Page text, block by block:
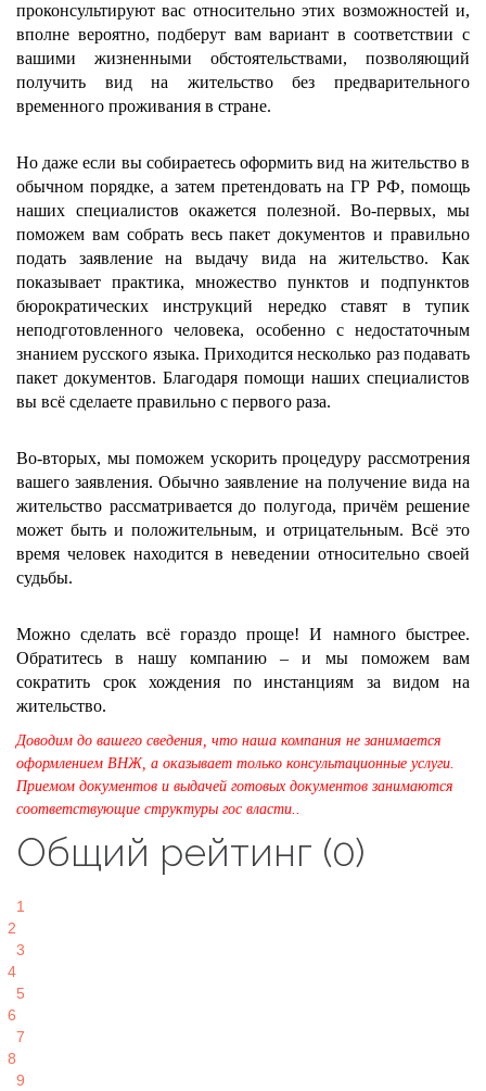
проконсультируют вас относительно этих возможностей и,
вполне вероятно, подберут вам вариант в соответствии с
вашими жизненными обстоятельствами, позволяющий
получить вид на жительство без предварительного
временного проживания в стране.
Но даже если вы собираетесь оформить вид на жительство в
обычном порядке, а затем претендовать на ГР РФ, помощь
наших специалистов окажется полезной. Во-первых, мы
поможем вам собрать весь пакет документов и правильно
подать заявление на выдачу вида на жительство. Как
показывает практика, множество пунктов и подпунктов
бюрократических инструкций нередко ставят в тупик
неподготовленного человека, особенно с недостаточным
знанием русского языка. Приходится несколько раз подавать
пакет документов. Благодаря помощи наших специалистов
вы всё сделаете правильно с первого раза.
Во-вторых, мы поможем ускорить процедуру рассмотрения
вашего заявления. Обычно заявление на получение вида на
жительство рассматривается до полугода, причём решение
может быть и положительным, и отрицательным. Всё это
время человек находится в неведении относительно своей
судьбы.
Можно сделать всё гораздо проще! И намного быстрее.
Обратитесь в нашу компанию – и мы поможем вам
сократить срок хождения по инстанциям за видом на
жительство.
Доводим до вашего сведения, что наша компания не занимается
оформлением ВНЖ, а оказывает только консультационные услуги.
Приемом документов и выдачей готовых документов занимаются
соответствующие структуры гос власти..
Общий рейтинг (0)
1
2
3
4
5
6
7
8
9